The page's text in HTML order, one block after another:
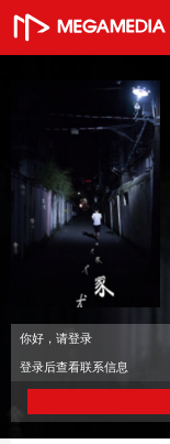
你好，请登录
登录后查看联系信息